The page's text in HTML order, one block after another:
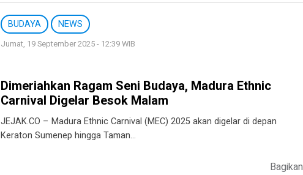
BUDAYA NEWS
Jumat, 19 September 2025 - 12:39 WIB
Dimeriahkan Ragam Seni Budaya, Madura Ethnic
Carnival Digelar Besok Malam
JEJAK.CO – Madura Ethnic Carnival (MEC) 2025 akan digelar di depan
Keraton Sumenep hingga Taman…
Bagikan